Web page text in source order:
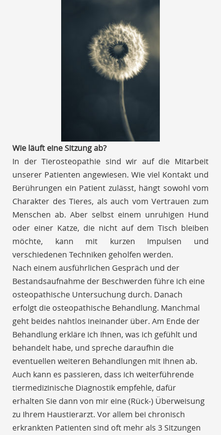
Wie läuft eine Sitzung ab?
In der Tierosteopathie sind wir auf die Mitarbeit
unserer Patienten angewiesen. Wie viel Kontakt und
Berührungen ein Patient zulässt, hängt sowohl vom
Charakter des Tieres, als auch vom Vertrauen zum
Menschen ab. Aber selbst einem unruhigen Hund
oder einer Katze, die nicht auf dem Tisch bleiben
möchte, kann mit kurzen Impulsen und
verschiedenen Techniken geholfen werden.
Nach einem ausführlichen Gespräch und der
Bestandsaufnahme der Beschwerden führe ich eine
osteopathische Untersuchung durch. Danach
erfolgt die osteopathische Behandlung. Manchmal
geht beides nahtlos ineinander über. Am Ende der
Behandlung erkläre ich Ihnen, was ich gefühlt und
behandelt habe, und spreche daraufhin die
eventuellen weiteren Behandlungen mit Ihnen ab.
Auch kann es passieren, dass ich weiterführende
tiermedizinische Diagnostik empfehle, dafür
erhalten Sie dann von mir eine (Rück-) Überweisung
zu Ihrem Haustierarzt. Vor allem bei chronisch
erkrankten Patienten sind oft mehr als 3 Sitzungen